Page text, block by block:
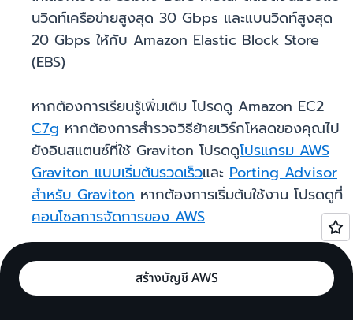
นวิดท์เครือข่ายสูงสุด 30 Gbps และแบนวิดท์สูงสุด
20 Gbps ให้กับ Amazon Elastic Block Store
(EBS)
หากต้องการเรียนรู้เพิ่มเติม โปรดดู Amazon EC2
C7g หากต้องการสำรวจวิธีย้ายเวิร์กโหลดของคุณไป
ยังอินสแตนซ์ที่ใช้ Graviton โปรดดูโปรแกรม AWS
Graviton แบบเริ่มต้นรวดเร็วและ Porting Advisor
สำหรับ Graviton หากต้องการเริ่มต้นใช้งาน โปรดดูที่
คอนโซลการจัดการของ AWS
สร้างบัญชี AWS